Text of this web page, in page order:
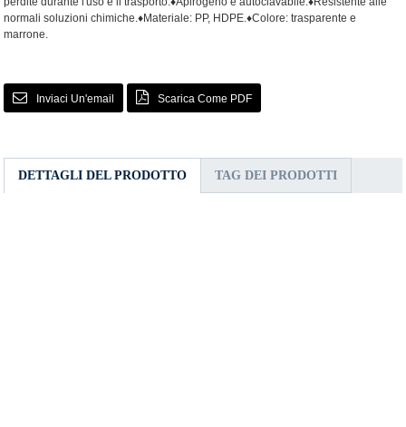
normali soluzioni chimiche.♦Materiale: PP, HDPE.♦Colore: trasparente e
marrone.
Inviaci Un'email Scarica Come PDF
DETTAGLI DEL PRODOTTO TAG DEI PRODOTTI